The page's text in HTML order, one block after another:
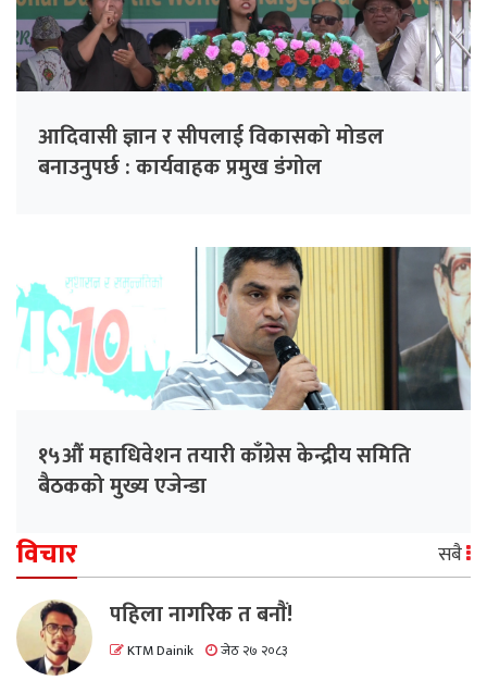
आदिवासी ज्ञान र सीपलाई विकासको मोडल
बनाउनुपर्छ : कार्यवाहक प्रमुख डंगोल
१५औं महाधिवेशन तयारी काँग्रेस केन्द्रीय समिति
बैठकको मुख्य एजेन्डा
विचार सबै
पहिला नागरिक त बनाैं!
KTM Dainik जेठ २७ २०८३